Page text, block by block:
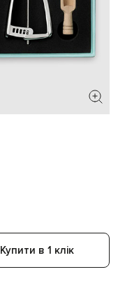
Купити в 1 клік